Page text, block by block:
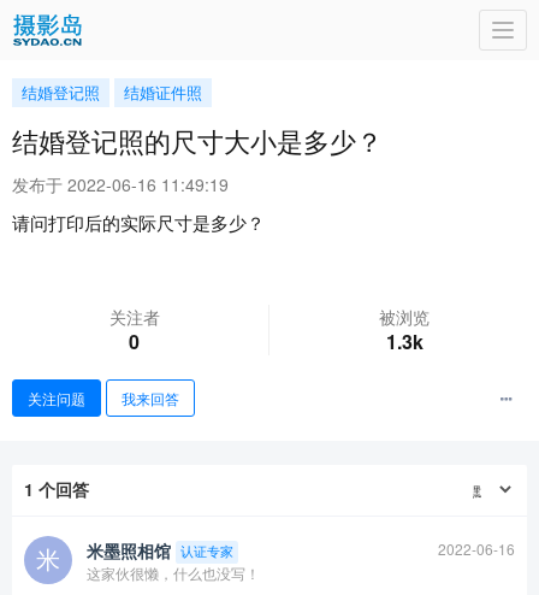
结婚登记照 结婚证件照
结婚登记照的尺寸大小是多少？
发布于 2022-06-16 11:49:19
请问打印后的实际尺寸是多少？
关注者
0
被浏览
1.3k
关注问题 我来回答
1 个回答
米墨照相馆 认证专家
2022-06-16
这家伙很懒，什么也没写！